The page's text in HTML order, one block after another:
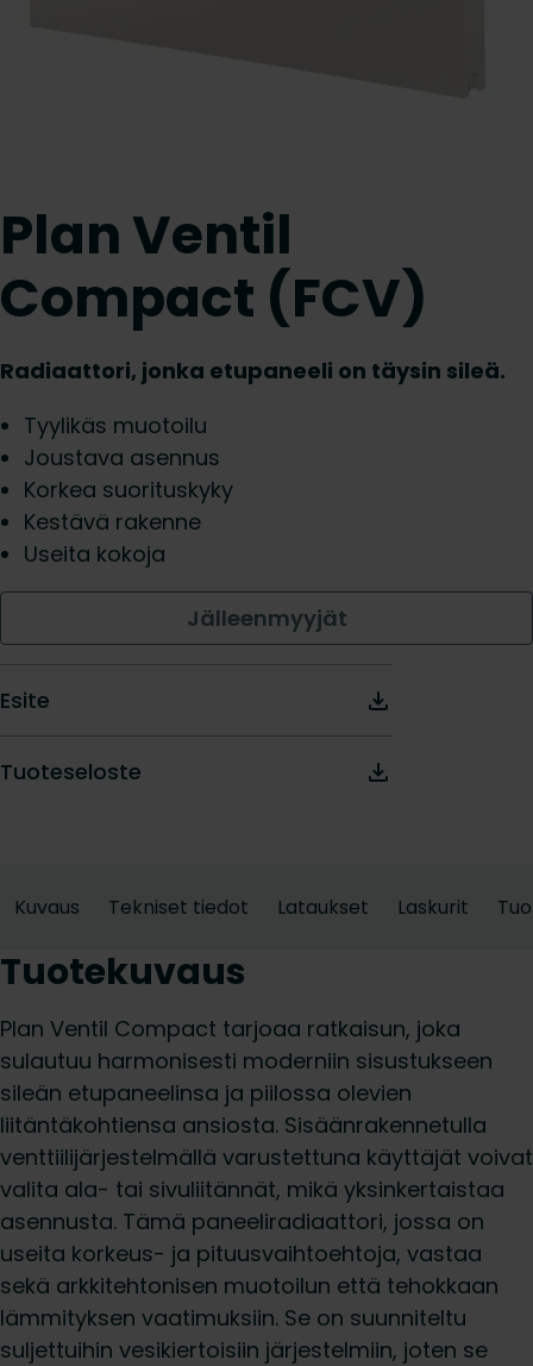
Plan Ventil
Compact (FCV)
Radiaattori, jonka etupaneeli on täysin sileä.
Tyylikäs muotoilu
Joustava asennus
Korkea suorituskyky
Kestävä rakenne
Useita kokoja
Jälleenmyyjät
Esite
Tuoteseloste
Kuvaus Tekniset tiedot Lataukset Laskurit
Tuotekuvaus
Plan Ventil Compact tarjoaa ratkaisun, joka
sulautuu harmonisesti moderniin sisustukseen
sileän etupaneelinsa ja piilossa olevien
liitäntäkohtiensa ansiosta. Sisäänrakennetulla
venttiilijärjestelmällä varustettuna käyttäjät voivat
valita ala- tai sivuliitännät, mikä yksinkertaistaa
asennusta. Tämä paneeliradiaattori, jossa on
useita korkeus- ja pituusvaihtoehtoja, vastaa
sekä arkkitehtonisen muotoilun että tehokkaan
lämmityksen vaatimuksiin. Se on suunniteltu
suljettuihin vesikiertoisiin järjestelmiin, joten se